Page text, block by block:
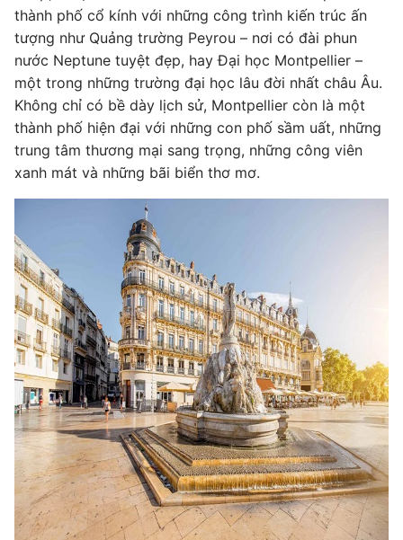
thành phố cổ kính với những công trình kiến ​​trúc ấn
tượng như Quảng trường Peyrou – nơi có đài phun
nước Neptune tuyệt đẹp, hay Đại học Montpellier –
một trong những trường đại học lâu đời nhất châu Âu.
Không chỉ có bề dày lịch sử, Montpellier còn là một
thành phố hiện đại với những con phố sầm uất, những
trung tâm thương mại sang trọng, những công viên
xanh mát và những bãi biển thơ mơ.